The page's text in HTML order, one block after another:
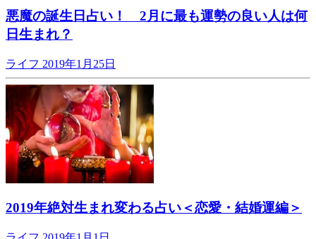
悪魔の誕生日占い！ 2月に最も運勢の良い人は何
日生まれ？
ライフ 2019年1月25日
2019年絶対生まれ変わる占い＜恋愛・結婚運編＞